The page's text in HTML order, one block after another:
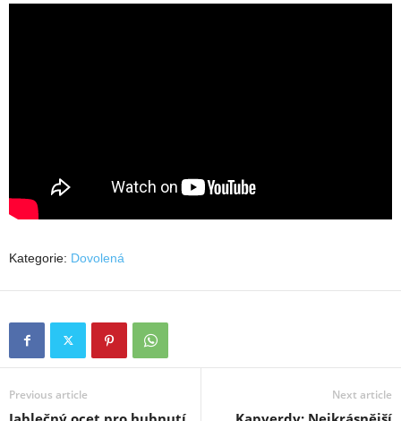
Kategorie: Dovolená
Previous article Next article